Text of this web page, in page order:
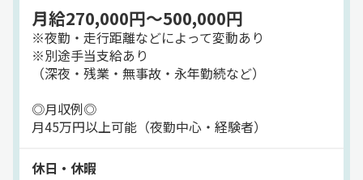
月給270,000円～500,000円
※夜勤・走行距離などによって変動あり
※別途手当支給あり
（深夜・残業・無事故・永年勤続など）
◎月収例◎
月45万円以上可能（夜勤中心・経験者）
休日・休暇